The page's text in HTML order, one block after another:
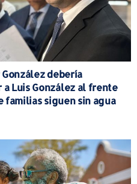
debería
Luis González al frente
familias siguen sin agua